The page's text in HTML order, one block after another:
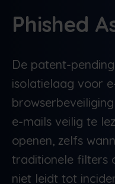
Phished
De patent-
isolatielaag voor
e-mails veilig te
openen, zelfs
traditionele filters
niet leidt tot